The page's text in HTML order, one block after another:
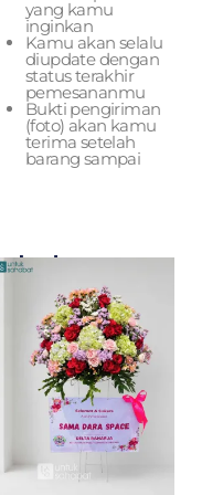
yang kamu
inginkan
Kamu akan selalu
diupdate dengan
status terakhir
pemesananmu
Bukti pengiriman
(foto) akan kamu
terima setelah
barang sampai